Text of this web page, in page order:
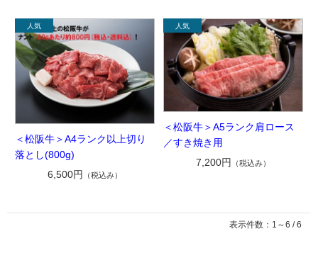
＜松阪牛＞A4ランク以上切り
落とし(800g)
6,500円 （税込み）
＜松阪牛＞A5ランク肩ロース
／すき焼き用
7,200円
（税込み）
表示件数：1～6 / 6